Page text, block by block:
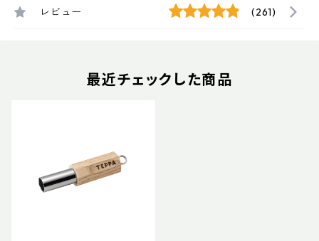
レビュー (261)
最近チェックした商品